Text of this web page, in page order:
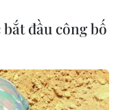
đầu công bố